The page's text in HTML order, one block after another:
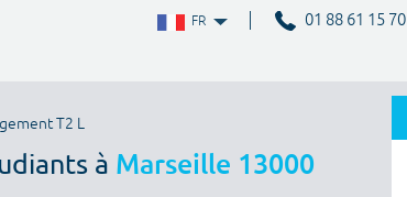
FR 01 88 61 15 70
T2 L
à Marseille 13000